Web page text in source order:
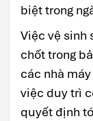
biệt trong
Việc vệ sinh
chốt trong
các nhà
việc duy trì
quyết định